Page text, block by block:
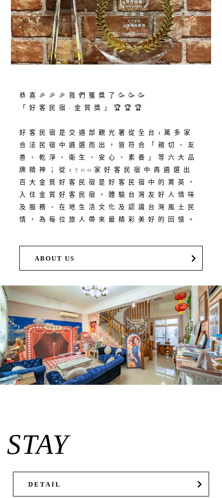
恭喜🎉🎉🎉我們獲獎了🥳🥳🥳
「好客民宿-金質獎」🏆🏆🏆
好客民宿是交通部觀光署從全台1萬多家
合法民宿中遴選而出，皆符合「親切、友
善、乾淨、衛生、安心、素養」等六大品
牌精神；從1700家好客民宿中再遴選出
百大金質好客民宿是好客民宿中的菁英，
入住金質好客民宿，體驗台灣友好人情味
及服務、在地生活文化及認識台灣風土民
情，為每位旅人帶來最精彩美好的回憶。
ABOUT US
STAY
DETAIL